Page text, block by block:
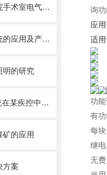
浅谈医用隔离电源在医院手术室电气设计中的应用
预付费客户抄表管理系统的应用及产品选型
明的研究
Acrel-2000电力监控系统在某疾控中心项目的研究与应用
的应用
方案
询
应
适
功
有
每
继
无